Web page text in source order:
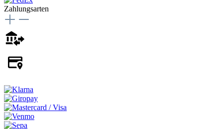
Zahlungsarten